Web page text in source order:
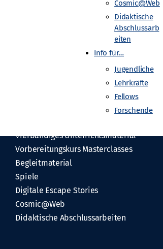
Cosmic@Web
Didaktische
Abschlussarb
eiten
Info für…
Jugendliche
Lehrkräfte
Fellows
Forschende
Vierbändiges Unterrichtsmaterial
Vorbereitungskurs Masterclasses
Begleitmaterial
Spiele
Digitale Escape Stories
Cosmic@Web
Didaktische Abschlussarbeiten